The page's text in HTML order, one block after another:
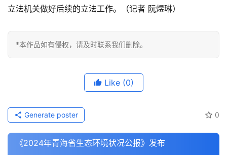
立法机关做好后续的立法工作。（记者 阮煜琳）
*本作品如有侵权，请及时联系我们删除。
Like (0)
0
Generate poster
《2024年青海省生态环境状况公报》发布